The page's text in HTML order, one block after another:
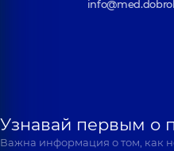
Узнавай первым о
Важна информация о том, как